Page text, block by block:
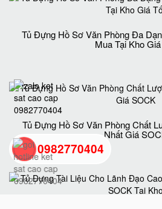
Tủ Đựng Hồ Sơ Văn Phòng Đa
Mua Tại Kho
Tủ Đựng Hồ Sơ Văn Phòng Chất
Nhất Giá
0982770404